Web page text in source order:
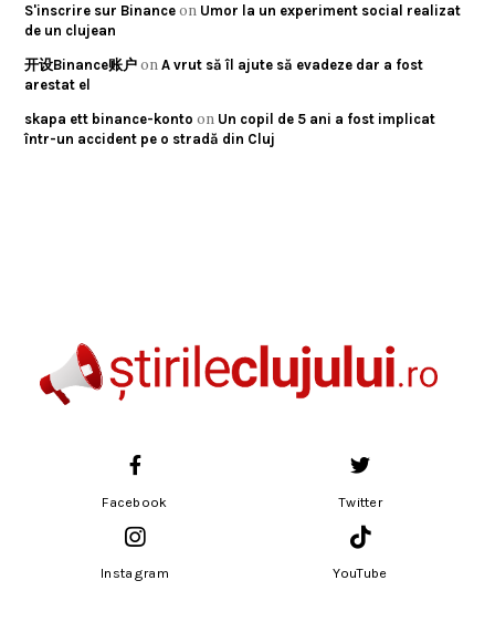
S'inscrire sur Binance on Umor la un experiment social realizat
de un clujean
开设Binance账户 onA vrut să îl ajute să evadeze dar a fost
arestat el
skapa ett binance-konto on Un copil de 5 ani a fost implicat
într-un accident pe o stradă din Cluj
Facebook Twitter
Instagram YouTube